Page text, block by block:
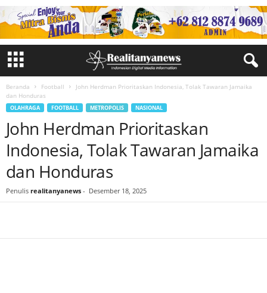
Beranda Football
John Herdman Prioritaskan Indonesia, Tolak Tawaran Jamaika
dan Honduras
OLAHRAGA FOOTBALL METROPOLIS NASIONAL
John Herdman Prioritaskan
Indonesia, Tolak Tawaran Jamaika
dan Honduras
Penulis realitanyanews - Desember 18, 2025